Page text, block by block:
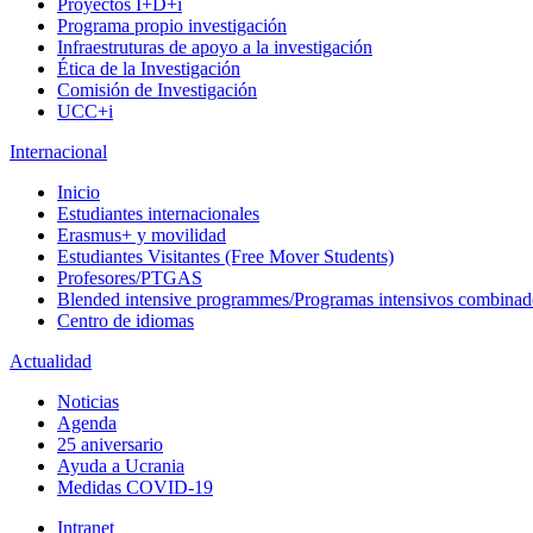
Proyectos I+D+i
Programa propio investigación
Infraestruturas de apoyo a la investigación
Ética de la Investigación
Comisión de Investigación
UCC+i
Internacional
Inicio
Estudiantes internacionales
Erasmus+ y movilidad
Estudiantes Visitantes (Free Mover Students)
Profesores/PTGAS
Blended intensive programmes/Programas intensivos
Centro de idiomas
Actualidad
Noticias
Agenda
25 aniversario
Ayuda a Ucrania
Medidas COVID-19
Intranet